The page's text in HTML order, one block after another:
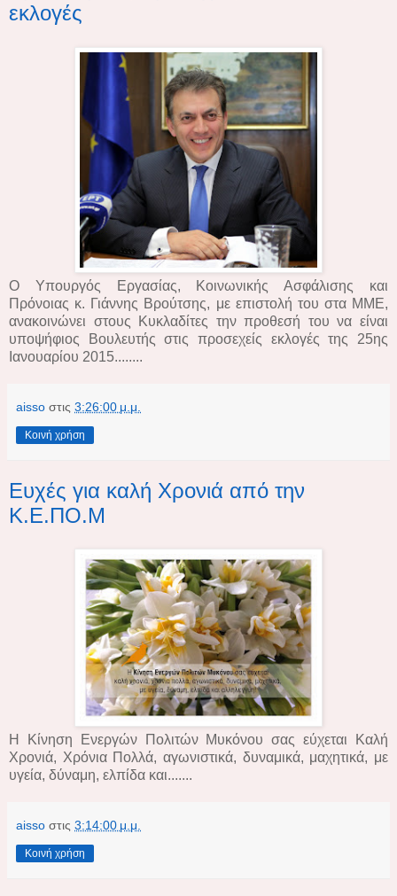
εκλογές
Ο Υπουργός Εργασίας, Κοινωνικής Ασφάλισης και
Πρόνοιας κ. Γιάννης Βρούτσης, με επιστολή του στα ΜΜΕ,
ανακοινώνει στους Κυκλαδίτες την προθεσή του να είναι
υποψήφιος Βουλευτής στις προσεχείς εκλογές της 25ης
Ιανουαρίου 2015........
aisso στις 3:26:00 μ.μ.
Κοινή χρήση
Ευχές για καλή Χρονιά από την
Κ.Ε.ΠΟ.Μ
Η Κίνηση Ενεργών Πολιτών Μυκόνου σας εύχεται Καλή
Χρονιά, Χρόνια Πολλά, αγωνιστικά, δυναμικά, μαχητικά, με
υγεία, δύναμη, ελπίδα και.......
aisso στις 3:14:00 μ.μ.
Κοινή χρήση